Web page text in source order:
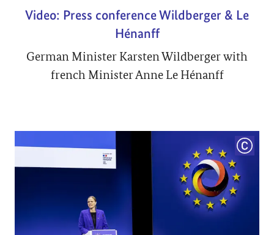
Video: Press conference Wildberger & Le
Hénanff
German Minister Karsten Wildberger with
french Minister Anne Le Hénanff